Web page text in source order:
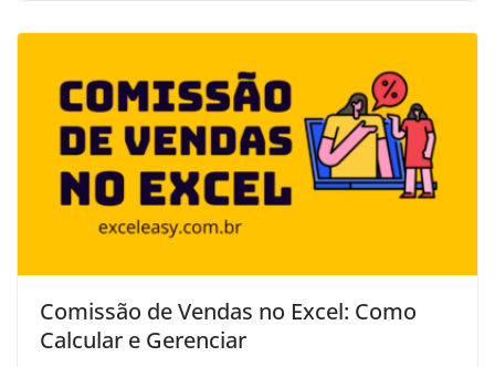
Comissão de Vendas no Excel: Como
Calcular e Gerenciar